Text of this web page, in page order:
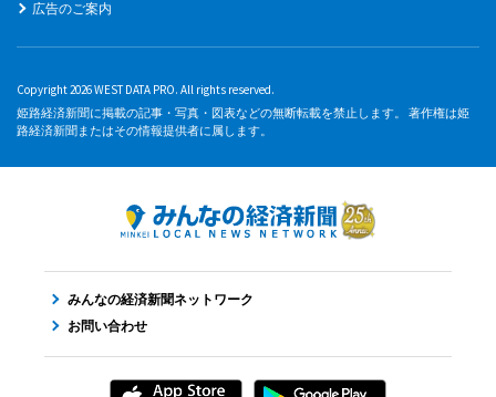
広告のご案内
Copyright 2026 WEST DATA PRO. All rights reserved.
姫路経済新聞に掲載の記事・写真・図表などの無断転載を禁止します。 著作権は姫
路経済新聞またはその情報提供者に属します。
みんなの経済新聞ネットワーク
お問い合わせ